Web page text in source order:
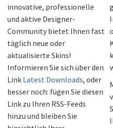
innovative, professionelle
und aktive Designer-
Community bietet Ihnen fast
täglich neue oder
aktualisierte Skins!
Informieren Sie sich über den
Link Latest Downloads, oder
besser noch: fügen Sie diesen
Link zu Ihren RSS-Feeds
hinzu und bleiben Sie